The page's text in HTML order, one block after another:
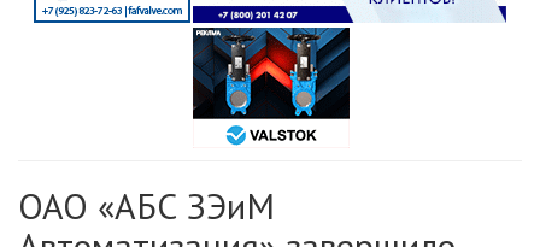
ОАО «АБС ЗЭиМ